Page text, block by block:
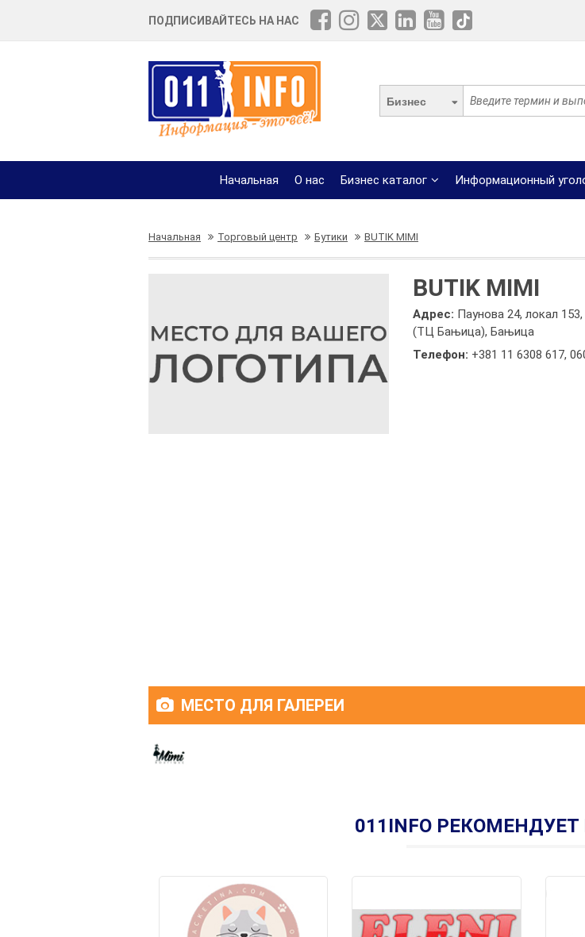
ПОДПИСИВАЙТЕСЬ НА НАС
Бизнес
Начальная О нас Бизнес каталог Информационный
Начальная Торговый центр Бутики BUTIK MIMI
BUTIK MIMI
Адрес: Паунова 24, локал
(ТЦ Бањица), Бањица
Телефон: +381 11 6308 617,
МЕСТО ДЛЯ ГАЛЕРЕИ
011INFO